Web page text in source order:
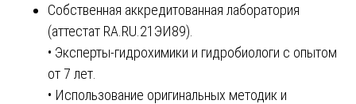
Собственная аккредитованная лаборатория
(аттестат RA.RU.21ЭИ89).
• Эксперты-гидрохимики и гидробиологи с опытом
от 7 лет.
• Использование оригинальных методик и